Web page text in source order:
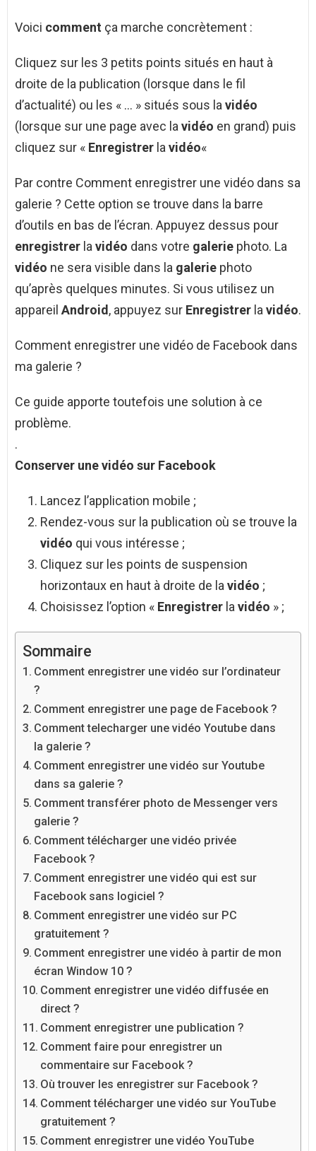
Voici comment ça marche concrètement :
Cliquez sur les 3 petits points situés en haut à
droite de la publication (lorsque dans le fil
d’actualité) ou les « … » situés sous la vidéo
(lorsque sur une page avec la vidéo en grand) puis
cliquez sur « Enregistrer la vidéo«
Par contre Comment enregistrer une vidéo dans sa
galerie ? Cette option se trouve dans la barre
d’outils en bas de l’écran. Appuyez dessus pour
enregistrer la vidéo dans votre galerie photo. La
vidéo ne sera visible dans la galerie photo
qu’après quelques minutes. Si vous utilisez un
appareil Android, appuyez sur Enregistrer la vidéo.
Comment enregistrer une vidéo de Facebook dans
ma galerie ?
Ce guide apporte toutefois une solution à ce
problème.
.
Conserver unevidéo sur Facebook
Lancez l’application mobile ;
Rendez-vous sur la publication où se trouve la
vidéo qui vous intéresse ;
Cliquez sur les points de suspension
horizontaux en haut à droite de la vidéo ;
Choisissez l’option « Enregistrer la vidéo » ;
Sommaire
Comment enregistrer une vidéo sur l’ordinateur
?
Comment enregistrer une page de Facebook ?
Comment telecharger une vidéo Youtube dans
la galerie ?
Comment enregistrer une vidéo sur Youtube
dans sa galerie ?
Comment transférer photo de Messenger vers
galerie ?
Comment télécharger une vidéo privée
Facebook ?
Comment enregistrer une vidéo qui est sur
Facebook sans logiciel ?
Comment enregistrer une vidéo sur PC
gratuitement ?
Comment enregistrer une vidéo à partir de mon
écran Window 10 ?
Comment enregistrer une vidéo diffusée en
direct ?
Comment enregistrer une publication ?
Comment faire pour enregistrer un
commentaire sur Facebook ?
Où trouver les enregistrer sur Facebook ?
Comment télécharger une vidéo sur YouTube
gratuitement ?
Comment enregistrer une vidéo YouTube